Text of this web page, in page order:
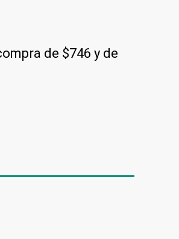
de $746 y de